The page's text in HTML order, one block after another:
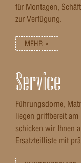
für Montagen,
zur Verfügung.
MEHR »
Service
Führungsdorne,
liegen griffbereit
schicken wir Ihnen
Ersatzteilliste mit